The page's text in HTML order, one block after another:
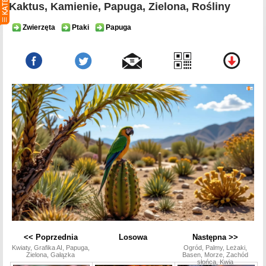
Kaktus, Kamienie, Papuga, Zielona, Rośliny
Zwierzęta Ptaki Papuga
<< Poprzednia
Kwiaty, Grafika AI, Papuga,
Zielona, Gałązka
Losowa Następna >>
Ogród, Palmy, Leżaki,
Basen, Morze, Zachód
słońca, Kwia